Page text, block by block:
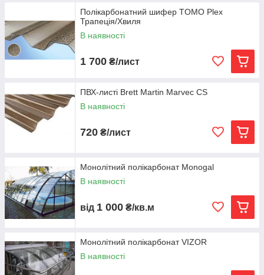
Полікарбонатний шифер TOMO Plex
Трапеція/Хвиля
В наявності
1 700 ₴/лист
ПВХ-листі Brett Martin Marvec CS
В наявності
720 ₴/лист
Монолітний полікарбонат Monogal
В наявності
від 1 000 ₴/кв.м
Монолітний полікарбонат VIZOR
В наявності